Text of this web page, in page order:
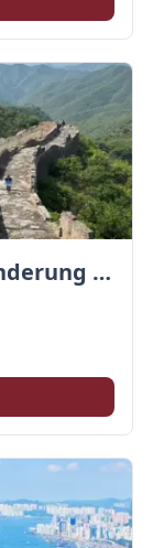
Maria erzählt von ihrer Wanderung auf der Großen Mauer